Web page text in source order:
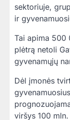
sektoriuje,
ir
Tai apima 500
plėtrą netoli
gyvenamųjų
Dėl įmonės
viršys 100 mln.